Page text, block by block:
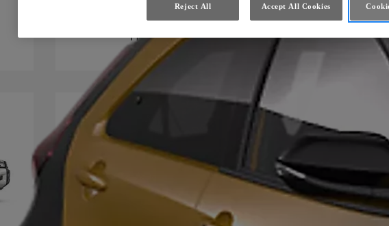
Hilux Active
Přidat do porovnání
Reject All Accept All Cookies